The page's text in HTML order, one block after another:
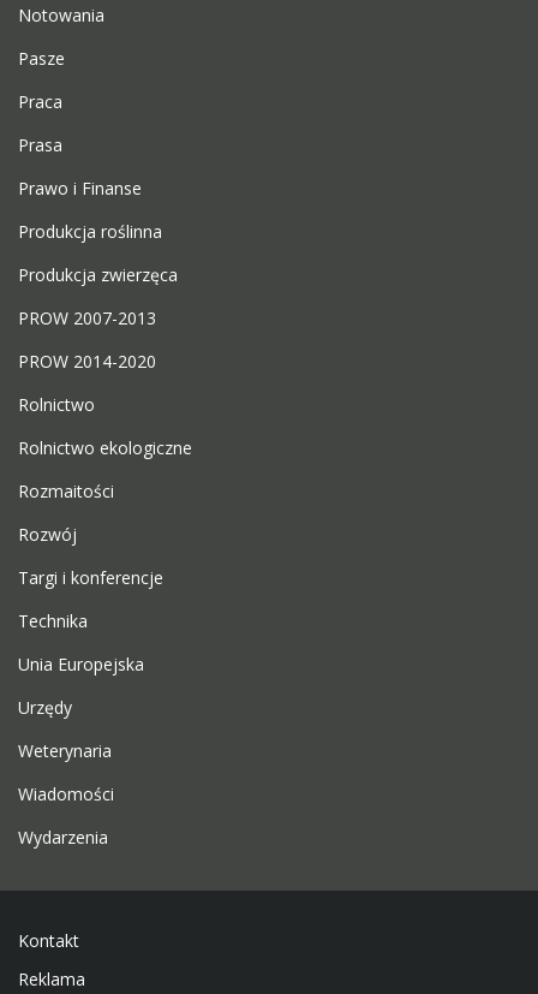
Notowania
Pasze
Praca
Prasa
Prawo i Finanse
Produkcja roślinna
Produkcja zwierzęca
PROW 2007-2013
PROW 2014-2020
Rolnictwo
Rolnictwo ekologiczne
Rozmaitości
Rozwój
Targi i konferencje
Technika
Unia Europejska
Urzędy
Weterynaria
Wiadomości
Wydarzenia
Kontakt
Reklama